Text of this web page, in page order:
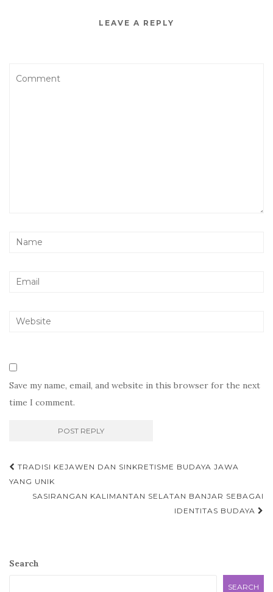
LEAVE A REPLY
Save my name, email, and website in this browser for the next
time I comment.
Post
navigation
TRADISI KEJAWEN DAN SINKRETISME BUDAYA JAWA
YANG UNIK
SASIRANGAN KALIMANTAN SELATAN BANJAR SEBAGAI
IDENTITAS BUDAYA
Search
SEARCH